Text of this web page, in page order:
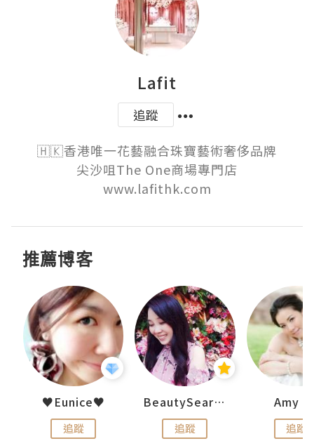
Lafit
追蹤
🇭🇰香港唯一花藝融合珠寶藝術奢侈品牌
尖沙咀The One商場專門店
www.lafithk.com
推薦博客
♥Eunice♥
追蹤
BeautySearch
追蹤
Amy
追蹤